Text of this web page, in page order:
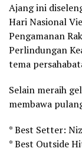
Ajang ini
Hari Nasional
Pengamanan
Perlindungan
tema
Selain meraih
membawa
* Best Setter:
* Best Outside